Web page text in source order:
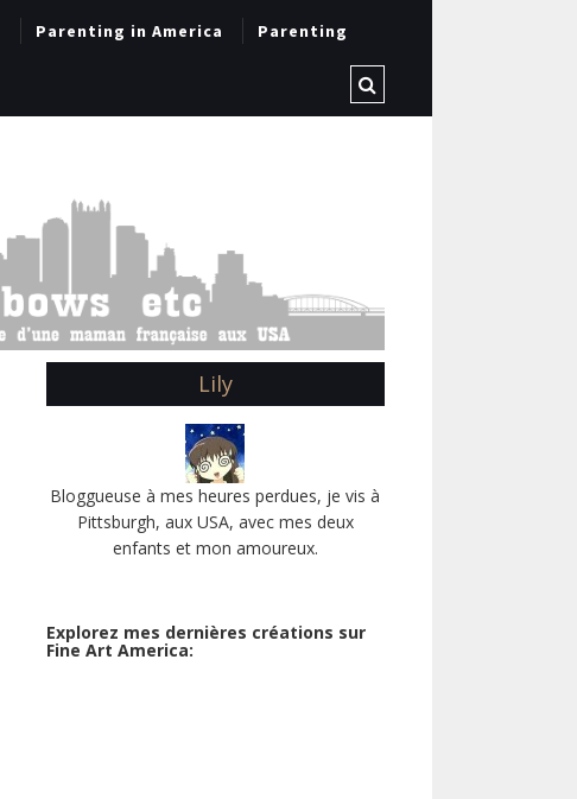
Parenting in America
Parenting
Lily
Bloggueuse à mes heures perdues, je vis à
Pittsburgh, aux USA, avec mes deux
enfants et mon amoureux.
Explorez mes dernières créations sur
Fine Art America: